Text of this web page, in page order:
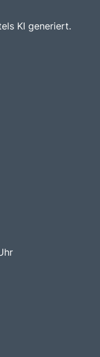
KI generiert.